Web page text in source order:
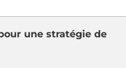
une stratégie de